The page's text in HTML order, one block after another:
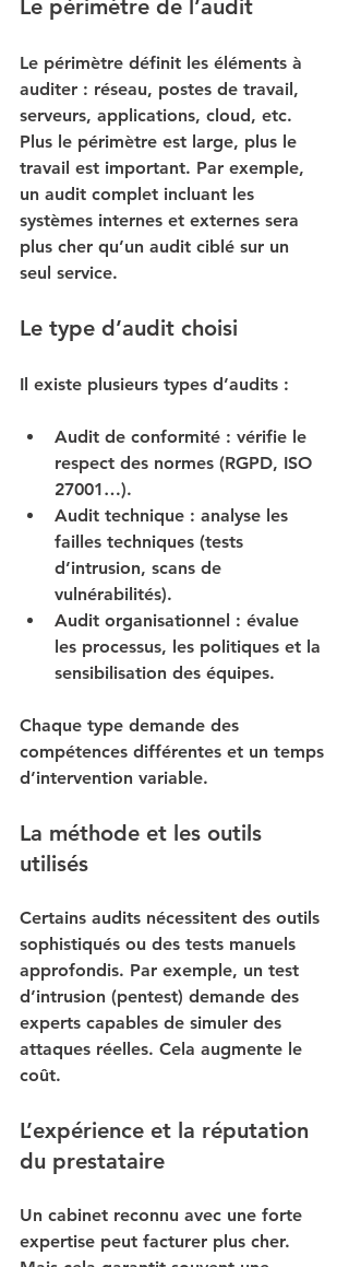
Le périmètre de l’audit
Le périmètre définit les éléments à
auditer : réseau, postes de travail,
serveurs, applications, cloud, etc.
Plus le périmètre est large, plus le
travail est important. Par exemple,
un audit complet incluant les
systèmes internes et externes sera
plus cher qu’un audit ciblé sur un
seul service.
Le type d’audit choisi
Il existe plusieurs types d’audits :
Audit de conformité : vérifie le
respect des normes (RGPD, ISO
27001…).
Audit technique : analyse les
failles techniques (tests
d’intrusion, scans de
vulnérabilités).
Audit organisationnel : évalue
les processus, les politiques et la
sensibilisation des équipes.
Chaque type demande des
compétences différentes et un temps
d’intervention variable.
La méthode et les outils
utilisés
Certains audits nécessitent des outils
sophistiqués ou des tests manuels
approfondis. Par exemple, un test
d’intrusion (pentest) demande des
experts capables de simuler des
attaques réelles. Cela augmente le
coût.
L’expérience et la réputation
du prestataire
Un cabinet reconnu avec une forte
expertise peut facturer plus cher.